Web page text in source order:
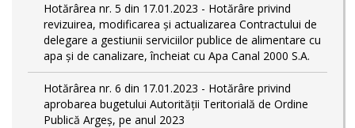
Hotărârea nr. 5 din 17.01.2023 - Hotărâre privind
revizuirea, modificarea și actualizarea Contractului de
delegare a gestiunii serviciilor publice de alimentare cu
apa și de canalizare, încheiat cu Apa Canal 2000 S.A.
Hotărârea nr. 6 din 17.01.2023 - Hotărâre privind
aprobarea bugetului Autorității Teritorială de Ordine
Publică Argeș, pe anul 2023